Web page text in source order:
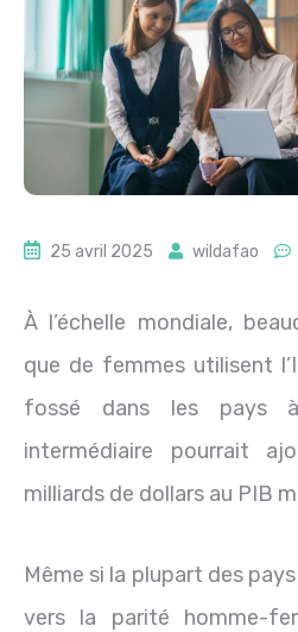
25 avril 2025 wildafao
À l’échelle mondiale,
que de femmes utilisent
fossé dans les pays
intermédiaire pourrait
milliards de dollars au PIB
Même si la plupart des
vers la parité homme-